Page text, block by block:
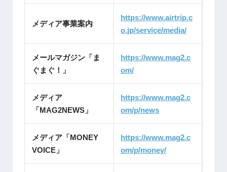
メディア事業案内
https://www.airtrip.c
o.jp/service/media/
メールマガジン「ま
ぐまぐ！」
https://www.mag2.c
om/
メディア
「MAG2NEWS」
https://www.mag2.c
om/p/news
メディア「MONEY
VOICE」
https://www.mag2.c
om/p/money/